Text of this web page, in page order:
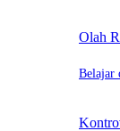
Olah
Belajar